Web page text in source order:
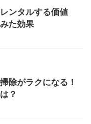
ンタルする価値
た効果
除がラクになる！
？